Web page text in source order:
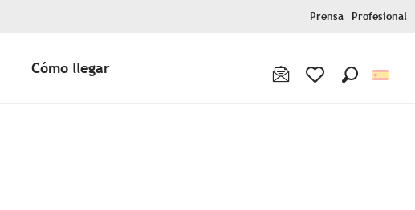
Prensa Profesional
Cómo llegar